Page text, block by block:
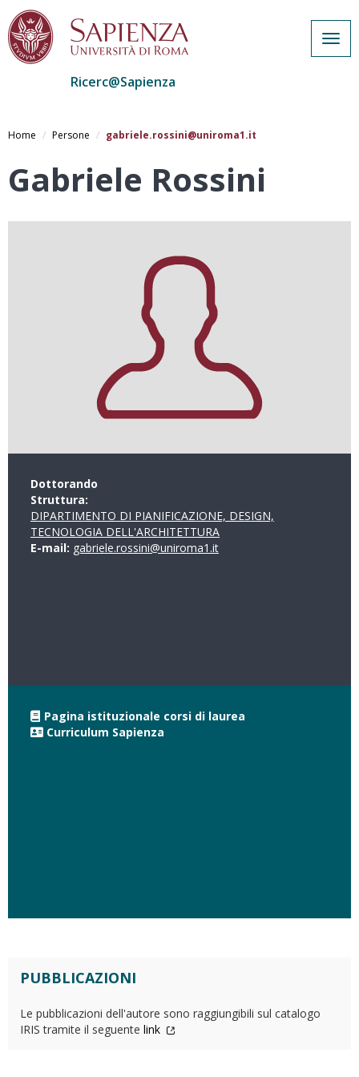
al
Ricerc@Sapienza
Home Persone gabriele.rossini@uniroma1.it
Gabriele Rossini
Dottorando
Struttura:
DIPARTIMENTO DI PIANIFICAZIONE, DESIGN,
TECNOLOGIA DELL'ARCHITETTURA
E-mail: gabriele.rossini@uniroma1.it
Pagina istituzionale corsi di laurea
Curriculum Sapienza
PUBBLICAZIONI
Le pubblicazioni dell'autore sono raggiungibili sul catalogo
IRIS tramite il seguente link